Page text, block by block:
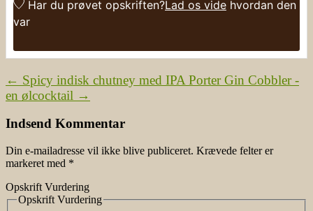
Har du prøvet opskriften?Lad os vide hvordan den
var
← Spicy indisk chutney med IPA Porter Gin Cobbler -
en ølcocktail →
Indsend Kommentar
Din e-mailadresse vil ikke blive publiceret. Krævede felter er
markeret med *
Opskrift Vurdering
Opskrift Vurdering